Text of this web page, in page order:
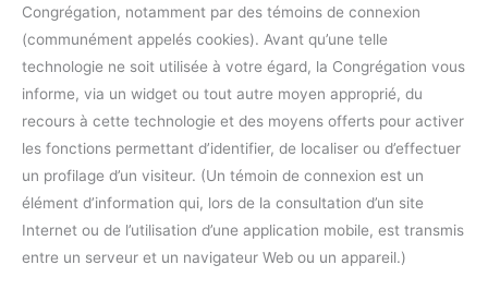
Congrégation, notamment par des témoins de connexion
(communément appelés cookies). Avant qu’une telle
technologie ne soit utilisée à votre égard, la Congrégation vous
informe, via un widget ou tout autre moyen approprié, du
recours à cette technologie et des moyens offerts pour activer
les fonctions permettant d’identifier, de localiser ou d’effectuer
un profilage d’un visiteur. (Un témoin de connexion est un
élément d’information qui, lors de la consultation d’un site
Internet ou de l’utilisation d’une application mobile, est transmis
entre un serveur et un navigateur Web ou un appareil.)